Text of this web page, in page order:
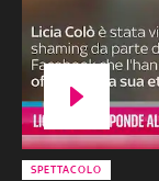
SPETTACOLO